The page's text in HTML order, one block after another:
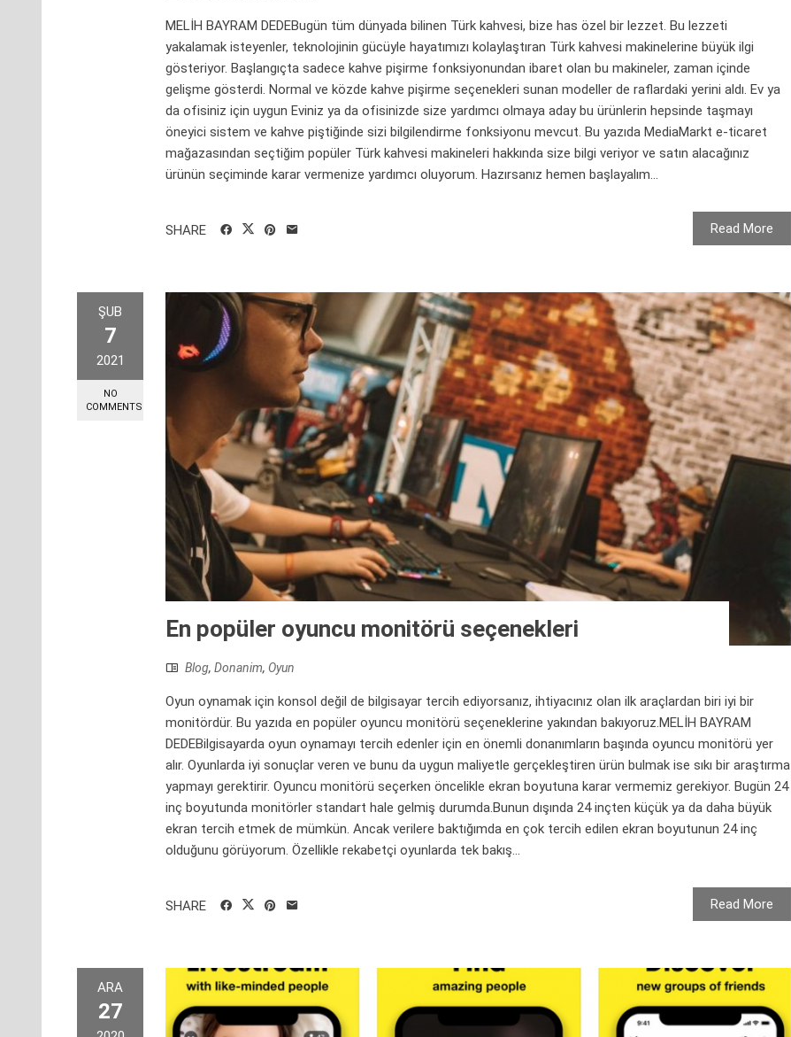
MELİH BAYRAM DEDEBugün tüm dünyada bilinen Türk kahvesi, bize has özel bir lezzet. Bu lezzeti
yakalamak isteyenler, teknolojinin gücüyle hayatımızı kolaylaştıran Türk kahvesi makinelerine büyük ilgi
gösteriyor. Başlangıçta sadece kahve pişirme fonksiyonundan ibaret olan bu makineler, zaman içinde
gelişme gösterdi. Normal ve közde kahve pişirme seçenekleri sunan modeller de raflardaki yerini aldı. Ev ya
da ofisiniz için uygun Eviniz ya da ofisinizde size yardımcı olmaya aday bu ürünlerin hepsinde taşmayı
öneyici sistem ve kahve piştiğinde sizi bilgilendirme fonksiyonu mevcut. Bu yazıda MediaMarkt e-ticaret
mağazasından seçtiğim popüler Türk kahvesi makineleri hakkında size bilgi veriyor ve satın alacağınız
ürünün seçiminde karar vermenize yardımcı oluyorum. Hazırsanız hemen başlayalım...
Read More
SHARE
ŞUB
7
2021
NO
COMMENTS
En popüler oyuncu monitörü seçenekleri
Blog, Donanim, Oyun
Oyun oynamak için konsol değil de bilgisayar tercih ediyorsanız, ihtiyacınız olan ilk araçlardan biri iyi bir
monitördür. Bu yazıda en popüler oyuncu monitörü seçeneklerine yakından bakıyoruz.MELİH BAYRAM
DEDEBilgisayarda oyun oynamayı tercih edenler için en önemli donanımların başında oyuncu monitörü yer
alır. Oyunlarda iyi sonuçlar veren ve bunu da uygun maliyetle gerçekleştiren ürün bulmak ise sıkı bir araştırma
yapmayı gerektirir. Oyuncu monitörü seçerken öncelikle ekran boyutuna karar vermemiz gerekiyor. Bugün 24
inç boyutunda monitörler standart hale gelmiş durumda.Bunun dışında 24 inçten küçük ya da daha büyük
ekran tercih etmek de mümkün. Ancak verilere baktığımda en çok tercih edilen ekran boyutunun 24 inç
olduğunu görüyorum. Özellikle rekabetçi oyunlarda tek bakış...
Read More
SHARE
ARA
27